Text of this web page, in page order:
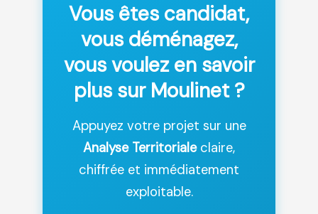
Vous êtes candidat,
vous déménagez,
vous voulez en savoir
plus sur Moulinet ?
Appuyez votre projet sur une
Analyse Territorialeclaire,
chiffrée et immédiatement
exploitable.